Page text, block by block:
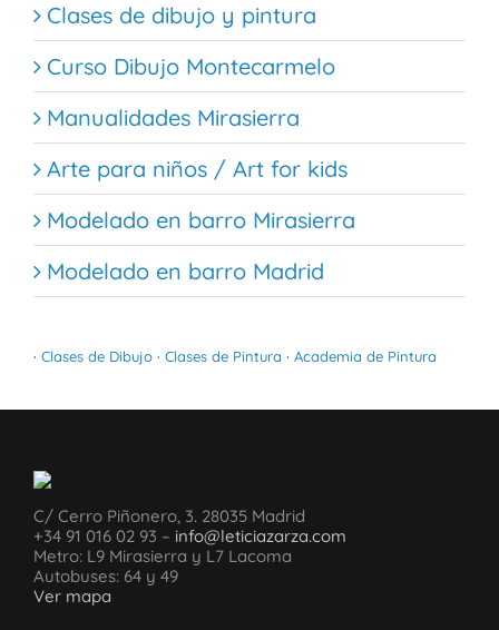
Clases de dibujo y pintura
Curso Dibujo Montecarmelo
Manualidades Mirasierra
Arte para niños / Art for kids
Modelado en barro Mirasierra
Modelado en barro Madrid
· Clases de Dibujo · Clases de Pintura · Academia de Pintura
C/ Cerro Piñonero, 3. 28035 Madrid
+34 91 016 02 93 – info@leticiazarza.com
Metro: L9 Mirasierra y L7 Lacoma
Autobuses: 64 y 49
Ver mapa